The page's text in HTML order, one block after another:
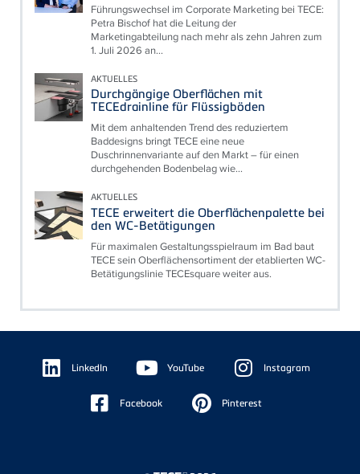
Führungswechsel im Corporate Marketing bei TECE:
Petra Bischof hat die Leitung der
Marketingabteilung nach mehr als zehn Jahren zum
1. Juli 2026 an...
AKTUELLES
Durchgängige Oberflächen mit
TECEdrainline für Flüssigböden
Mit dem anhaltenden Trend des reduziertem
Baddesigns bringt TECE eine neue
Duschrinnenvariante auf den Markt – für einen
durchgehenden Bodenbelag wie...
AKTUELLES
TECE erweitert die Oberflächenpalette bei
den WC-Betätigungen
Für maximalen Gestaltungsspielraum im Bad baut
TECE sein Oberflächensortiment der etablierten WC-
Betätigungslinie TECEsquare weiter aus.
Floating
Sidebar LinkedIn YouTube Instagram
Facebook Pinterest